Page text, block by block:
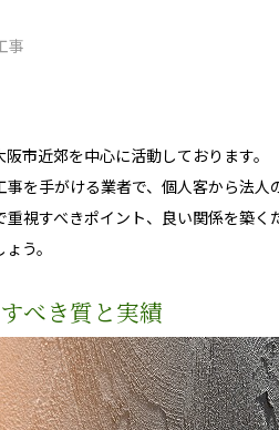
事
市近郊を中心に活動しております。
を手がける業者で、個人客から法人
視すべきポイント、良い関係を築
う。
べき質と実績